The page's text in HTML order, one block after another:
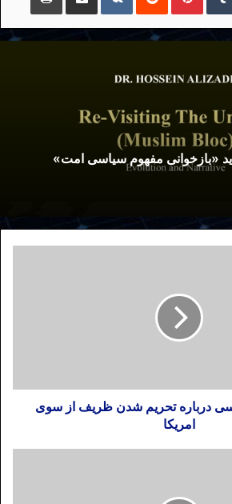
«بازخوانی مفهوم سیاسی امت»
درباره تحریم شدن ظریف از سوی
امریکا